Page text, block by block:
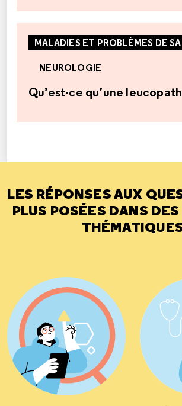
MALADIES ET PROBLÈMES DE
NEUROLOGIE
Qu’est-ce qu’une
LES RÉPONSES AUX
PLUS POSÉES DANS